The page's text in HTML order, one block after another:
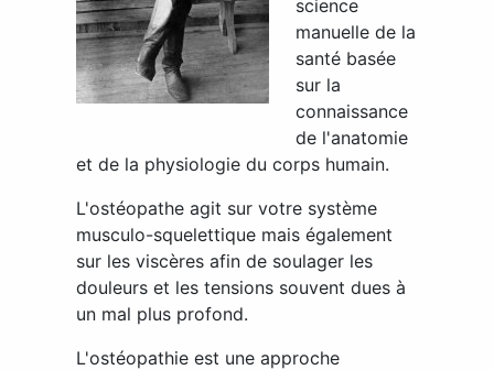
science
manuelle de la
santé basée
sur la
connaissance
de l'anatomie
et de la physiologie du corps humain.
L'ostéopathe agit sur votre système
musculo-squelettique mais également
sur les viscères afin de soulager les
douleurs et les tensions souvent dues à
un mal plus profond.
L'ostéopathie est une approche